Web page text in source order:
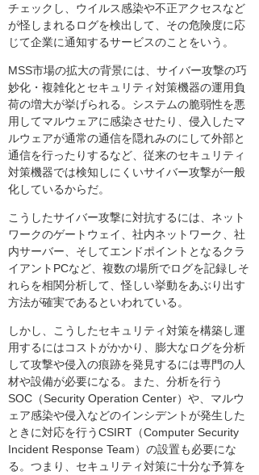
チェックし、ウイルス感染や不正アクセスなど
が怪しまれるログを検出して、その危険度に応
じて企業に通知するサービスのことをいう。
MSS市場の拡大の背景には、サイバー攻撃の巧
妙化・複雑化とセキュリティ対策機器の運用負
荷の増大が挙げられる。システムの脆弱性を悪
用してマルウェアに感染させたり、侵入したマ
ルウェアが通常の通信を隠れみのにして外部と
通信を行ったりするなど、従来のセキュリティ
対策機器では検知しにくいサイバー攻撃が一般
化しているからだ。
こうしたサイバー攻撃に対抗するには、ネット
ワークのゲートウェイ、社内ネットワーク、社
内サーバー、そしてエンドポイントとなるクラ
イアントPCなど、複数の場所でログを記録しそ
れらを相関分析して、怪しい挙動をあぶり出す
方法が確実であるといわれている。
しかし、こうしたセキュリティ対策を構築し運
用するにはコストがかかり、膨大なログを分析
して攻撃や侵入の痕跡を発見するには専門の人
材や設備が必要になる。また、分析を行う
SOC（Security Operation Center）や、マルウ
ェア感染や侵入などのインシデントが発生した
ときに対応を行うCSIRT（Computer Security
Incident Response Team）の設置も必要にな
る。つまり、セキュリティ対策に十分な予算を